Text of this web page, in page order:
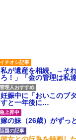
私が遺産を相続。→そ
ろ！」「金の管理は私
妊娠中に「おいこのブ
すと一年後に…
嫁の妹（26歳）がずっ